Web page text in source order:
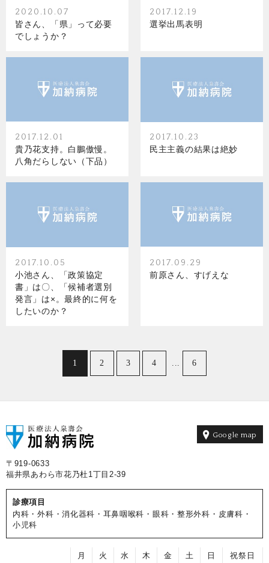
2020.10.07
皆さん、「県」って必要
でしょうか？
2017.12.19
選挙出馬表明
2017.12.01
貴乃花支持。白鵬傲慢。
八角だらしない（下品）
2017.10.23
民主主義の結果は絶妙
2017.10.05
小池さん、「政策協定
書」は〇、「候補者選別
発言」は×。最終的に何を
したいのか？
2017.09.29
前原さん、すげえな
1 2 3 4 6
Google map
〒919-0633
福井県あわら市花乃杜1丁目2-39
診療項目
内科・外科・消化器科・耳鼻咽喉科・眼科・整形外科・皮膚科・
小児科
月 火 水 木 金 土 日 祝祭日